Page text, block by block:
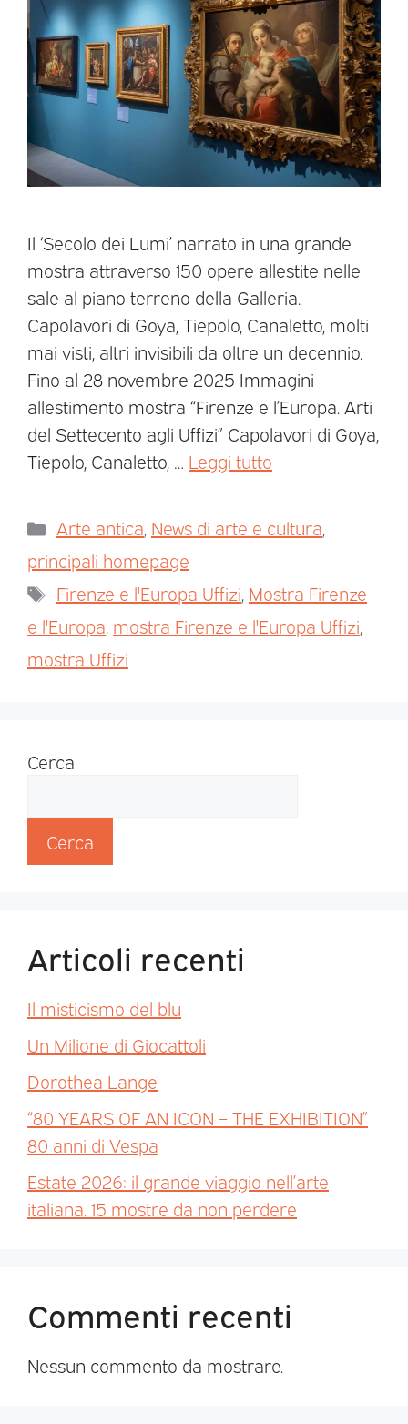
Il ‘Secolo dei Lumi’ narrato in una grande
mostra attraverso 150 opere allestite nelle
sale al piano terreno della Galleria.
Capolavori di Goya, Tiepolo, Canaletto, molti
mai visti, altri invisibili da oltre un decennio.
Fino al 28 novembre 2025 Immagini
allestimento mostra “Firenze e l’Europa. Arti
del Settecento agli Uffizi” Capolavori di Goya,
Tiepolo, Canaletto, … Leggi tutto
Arte antica News di arte e cultura
principali homepage
Firenze e l'Europa Uffizi Mostra Firenze
e l'Europa mostra Firenze e l'Europa Uffizi
mostra Uffizi
Cerca
Cerca
Articoli recenti
Il misticismo del blu
Un Milione di Giocattoli
Dorothea Lange
“80 YEARS OF AN ICON – THE EXHIBITION”
80 anni di Vespa
Estate 2026: il grande viaggio nell’arte
italiana. 15 mostre da non perdere
Commenti recenti
Nessun commento da mostrare.